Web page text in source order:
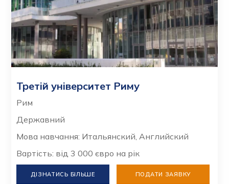
Третій університет Риму
Рим
Державний
Мова навчання: Итальянский, Английский
Вартість: від 3 000 євро на рік
ДІЗНАТИСЬ БІЛЬШЕ ПОДАТИ ЗАЯВКУ